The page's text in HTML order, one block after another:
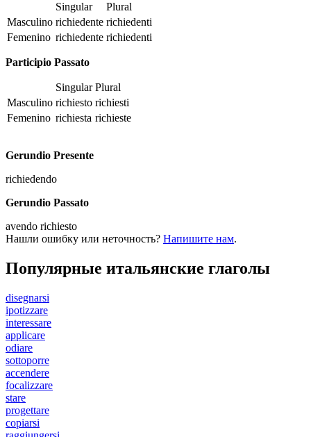
Singular
Plural
Masculino richiedente richiedenti
Femenino richiedente richiedenti
Participio Passato
Singular Plural
Masculino richiesto richiesti
Femenino richiesta richieste
Gerundio Presente
richiedendo
Gerundio Passato
avendo richiesto
Нашли ошибку или неточность? Напишите нам.
Популярные итальянские глаголы
disegnarsi
ipotizzare
interessare
applicare
odiare
sottoporre
accendere
focalizzare
stare
progettare
copiarsi